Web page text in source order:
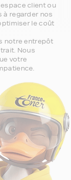
client ou
à regarder nos
le coût
notre entrepôt
Nous
votre